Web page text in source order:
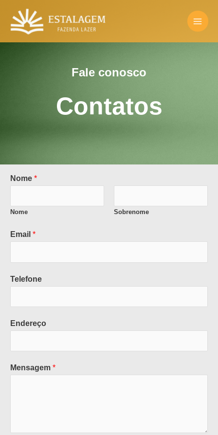
para
Fale conosco
Contatos
Nome *
Nome Sobrenome
Email *
Telefone
Endereço
Mensagem *